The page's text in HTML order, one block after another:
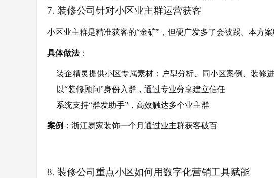
7. 装修公司针对小区业主群运营获客
小区业主群是精准获客的“金矿”，但硬广发多了会被踢。本方案
具体做法：
装企精灵提供小区专属素材：户型分析、同小区案例、装修
以“装修顾问”身份入群，通过专业分享建立信任
系统支持“群发助手”，高效触达多个业主群
案例 ：浙江易家装饰一个月通过业主群获客破百
8. 装修公司重点小区如何用数字化营销工具赋能